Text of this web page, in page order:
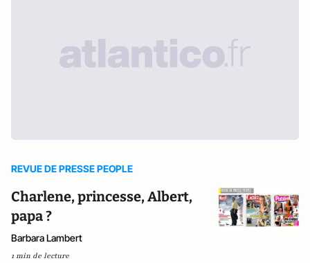
REVUE DE PRESSE PEOPLE
Charlene, princesse, Albert,
papa ?
Barbara Lambert
1 min de lecture